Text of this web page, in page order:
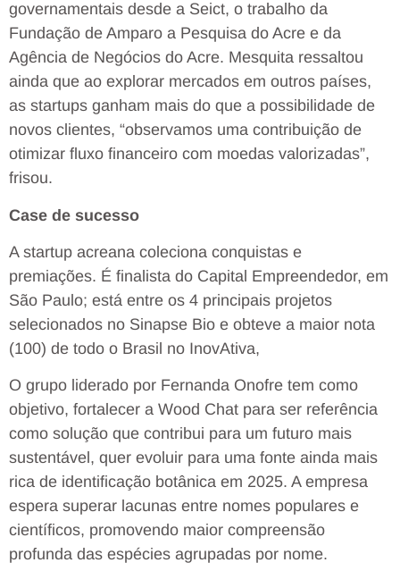
governamentais desde a Seict, o trabalho da
Fundação de Amparo a Pesquisa do Acre e da
Agência de Negócios do Acre. Mesquita ressaltou
ainda que ao explorar mercados em outros países,
as startups ganham mais do que a possibilidade de
novos clientes, “observamos uma contribuição de
otimizar fluxo financeiro com moedas valorizadas”,
frisou.
Case de sucesso
A startup acreana coleciona conquistas e
premiações. É finalista do Capital Empreendedor, em
São Paulo; está entre os 4 principais projetos
selecionados no Sinapse Bio e obteve a maior nota
(100) de todo o Brasil no InovAtiva,
O grupo liderado por Fernanda Onofre tem como
objetivo, fortalecer a Wood Chat para ser referência
como solução que contribui para um futuro mais
sustentável, quer evoluir para uma fonte ainda mais
rica de identificação botânica em 2025. A empresa
espera superar lacunas entre nomes populares e
científicos, promovendo maior compreensão
profunda das espécies agrupadas por nome.